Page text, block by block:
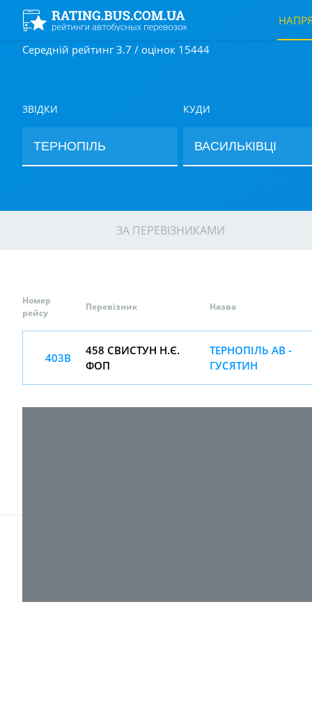
Середній рейтинг 3.7 / оцінок 15444
ЗВІДКИ КУДИ
ЗА ПЕРЕВІЗНИКАМИ
Номер
рейсу
Перевізник Назва
403В
458 СВИСТУН Н.Є.
ФОП
ТЕРНОПІЛЬ АВ -
ГУСЯТИН